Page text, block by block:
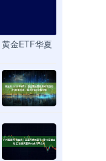
金ETF华夏